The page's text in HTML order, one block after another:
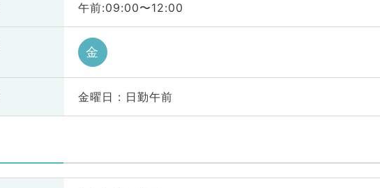
午前:09:00〜12:00
金
金曜日 : 日勤午前